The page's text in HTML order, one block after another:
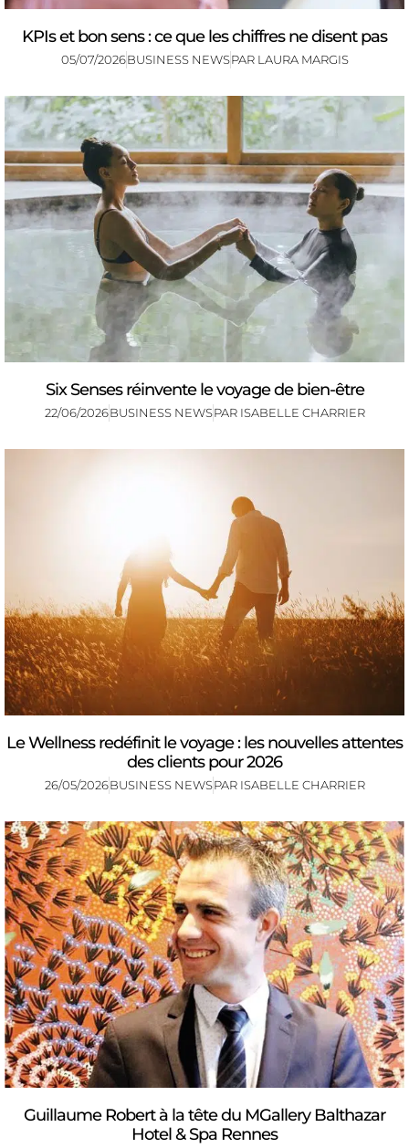
KPIs et bon sens : ce que les chiffres ne disent pas
05/07/2026BUSINESS NEWSPAR LAURA MARGIS
Six Senses réinvente le voyage de bien-être
22/06/2026BUSINESS NEWSPAR ISABELLE CHARRIER
Le Wellness redéfinit le voyage : les nouvelles attentes
des clients pour 2026
26/05/2026BUSINESS NEWSPAR ISABELLE CHARRIER
Guillaume Robert à la tête du MGallery Balthazar
Hotel & Spa Rennes